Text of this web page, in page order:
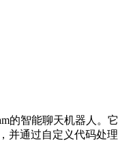
的智能聊天机器人。它
并通过自定义代码处理